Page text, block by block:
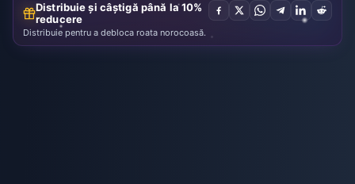
Distribuie și câștigă până la 10%
reducere
Distribuie pentru a debloca roata norocoasă.